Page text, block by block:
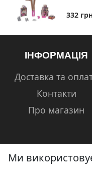
332
ІНФОРМАЦІЯ
Доставка та
Контакти
Про магазин
Ми